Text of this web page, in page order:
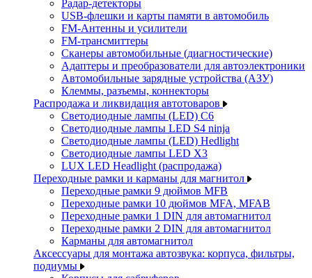
Радар-детекторы
USB-флешки и карты памяти в автомобиль
FM-Антенны и усилители
FM-трансмиттеры
Сканеры автомобильные (диагностические)
Адаптеры и преобразователи для автоэлектроники
Автомобильные зарядные устройства (АЗУ)
Клеммы, разъемы, коннекторы
Распродажа и ликвидация автотоваров
Светодиодные лампы (LED) C6
Светодиодные лампы LED S4 ninja
Светодиодные лампы (LED) Hedlight
Светодиодные лампы LED X3
LUX LED Headlight (распродажа)
Переходные рамки и карманы для магнитол
Переходные рамки 9 дюймов MFB
Переходные рамки 10 дюймов MFA, MFAB
Переходные рамки 1 DIN для автомагнитол
Переходные рамки 2 DIN для автомагнитол
Карманы для автомагнитол
Аксессуары для монтажа автозвука: корпуса, фильтры,
подиумы